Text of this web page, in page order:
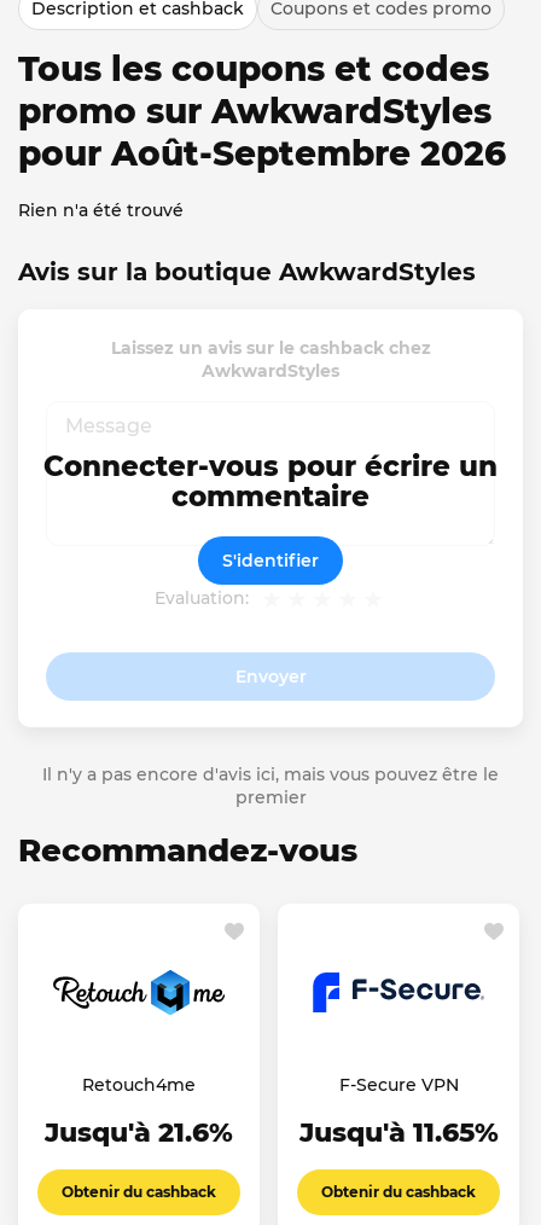
Description et cashback Coupons et codes promo
Tous les coupons et codes
promo sur AwkwardStyles
pour Août-Septembre 2026
Rien n'a été trouvé
Avis sur la boutique AwkwardStyles
Laissez un avis sur le cashback chez
AwkwardStyles
Evaluation:
Envoyer
Connecter-vous pour écrire un
commentaire
S'identifier
Il n'y a pas encore d'avis ici, mais vous pouvez être le
premier
Recommandez-vous
Retouch4me
Jusqu'à 21.6%
Obtenir du cashback
F-Secure VPN
Jusqu'à 11.65%
Obtenir du cashback